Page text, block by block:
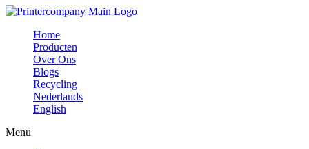
Ga
inhoud
Home
Producten
Over Ons
Blogs
Recycling
Nederlands
English
Menu